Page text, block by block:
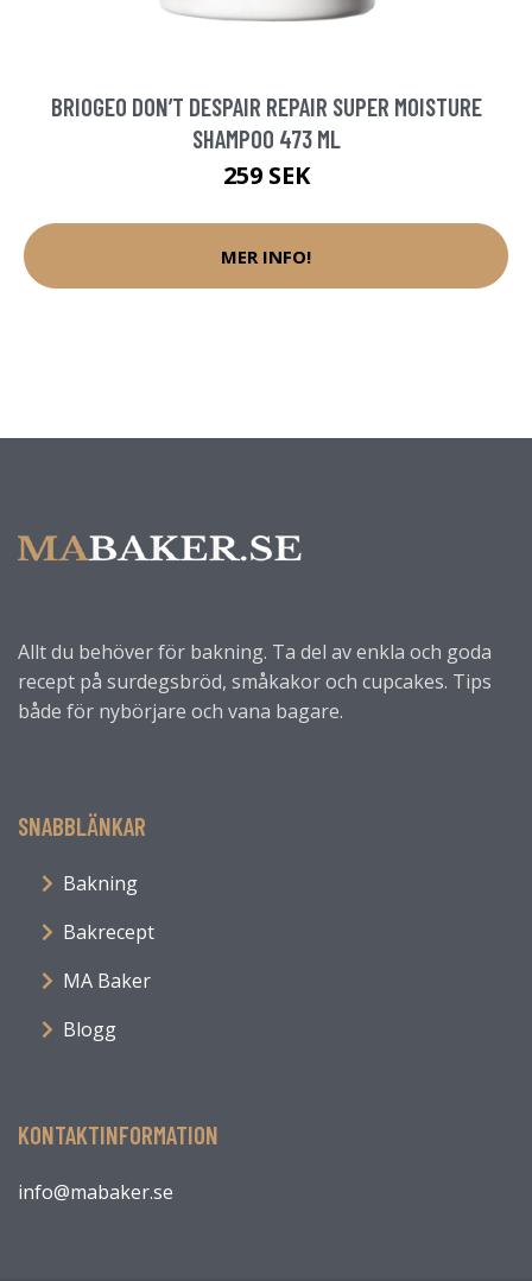
BRIOGEO DON’T DESPAIR REPAIR SUPER MOISTURE
SHAMPOO 473 ML
259 SEK
MER INFO!
Allt du behöver för bakning. Ta del av enkla och goda
recept på surdegsbröd, småkakor och cupcakes. Tips
både för nybörjare och vana bagare.
SNABBLÄNKAR
Bakning
Bakrecept
MA Baker
Blogg
KONTAKTINFORMATION
info@mabaker.se